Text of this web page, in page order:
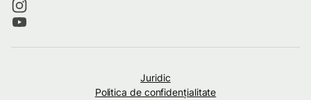
Juridic
Politica de confidenţialitate